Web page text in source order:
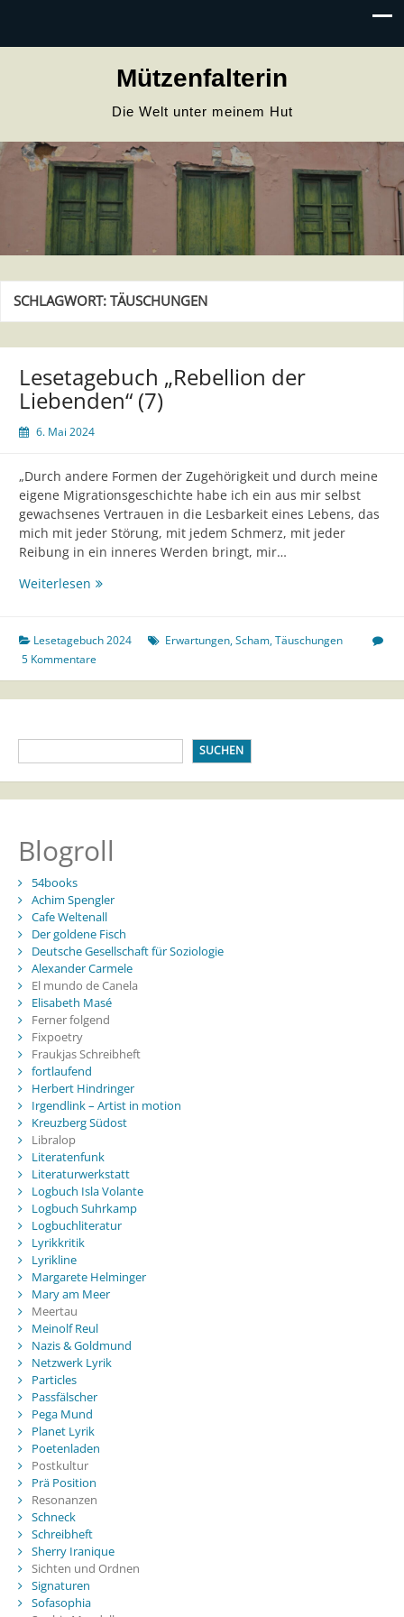
Mützenfalterin
Die Welt unter meinem Hut
SCHLAGWORT:TÄUSCHUNGEN
Lesetagebuch „Rebellion der
Liebenden“ (7)
6. Mai 2024
„Durch andere Formen der Zugehörigkeit und durch meine
eigene Migrationsgeschichte habe ich ein aus mir selbst
gewachsenes Vertrauen in die Lesbarkeit eines Lebens, das
mich mit jeder Störung, mit jedem Schmerz, mit jeder
Reibung in ein inneres Werden bringt, mir…
Weiterlesen Lesetagebuch
Liebenden“
(7)
Lesetagebuch 2024 Erwartungen,Scham,Täuschungen
5 Kommentare
SUCHEN
Blogroll
54books
Achim Spengler
Cafe Weltenall
Der goldene Fisch
Deutsche Gesellschaft für Soziologie
Alexander Carmele
El mundo de Canela
Elisabeth Masé
Ferner folgend
Fixpoetry
Fraukjas Schreibheft
fortlaufend
Herbert Hindringer
Irgendlink – Artist in motion
Kreuzberg Südost
Libralop
Literatenfunk
Literaturwerkstatt
Logbuch Isla Volante
Logbuch Suhrkamp
Logbuchliteratur
Lyrikkritik
Lyrikline
Margarete Helminger
Mary am Meer
Meertau
Meinolf Reul
Nazis & Goldmund
Netzwerk Lyrik
Particles
Passfälscher
Pega Mund
Planet Lyrik
Poetenladen
Postkultur
Prä Position
Resonanzen
Schneck
Schreibheft
Sherry Iranique
Sichten und Ordnen
Signaturen
Sofasophia